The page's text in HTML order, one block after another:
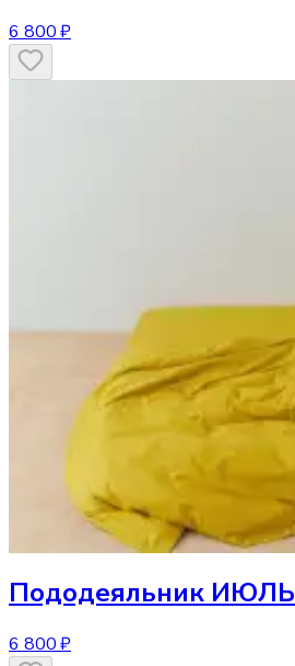
6 800 ₽
Пододеяльник ИЮЛЬ
6 800 ₽